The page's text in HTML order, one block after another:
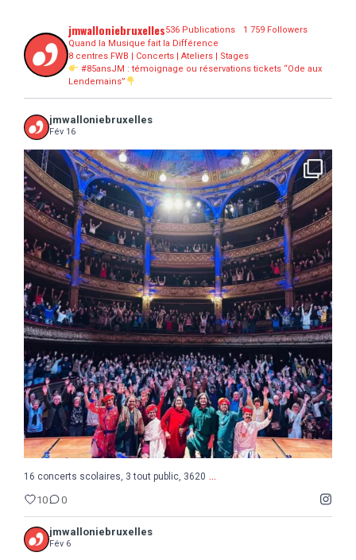
jmwalloniebruxelles536 Publications
1 759 Followers
Quand la Musique fait la Différence
8 centres FWB | Concerts | Ateliers | Stages
#85ansJM : témoignage ou réservations tickets “Ode aux
Lendemains”
jmwalloniebruxelles
Fév 16
16 concerts scolaires, 3 tout public, 3620 ...
10 0
16 concerts scolaires, 3 tout public, 3620 ...
10 0
jmwalloniebruxelles
Fév 6